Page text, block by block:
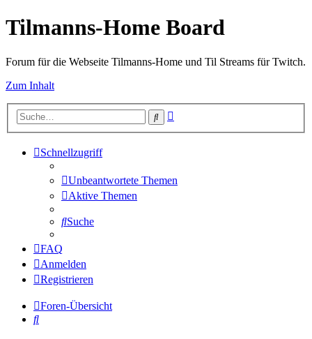
Tilmanns-Home Board
Forum für die Webseite Tilmanns-Home und Til Streams für Twitch.
Zum Inhalt
Suche
Schnellzugriff
Unbeantwortete Themen
Aktive Themen
Suche
FAQ
Anmelden
Registrieren
Foren-Übersicht
Suche